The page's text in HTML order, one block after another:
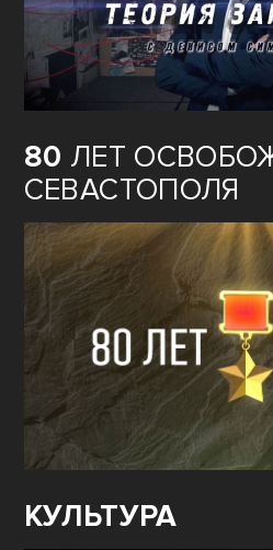
80 ЛЕТ
СЕВАСТОПОЛЯ
КУЛЬТУРА